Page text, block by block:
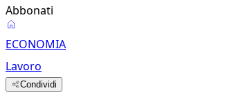
Abbonati
ECONOMIA
Lavoro
Condividi